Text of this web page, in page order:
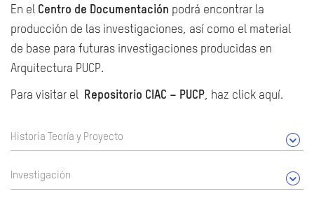
En el Centro de Documentación podrá encontrar la
producción de las investigaciones, así como el material
de base para futuras investigaciones producidas en
Arquitectura PUCP.
Para visitar el Repositorio CIAC – PUCP, haz click aquí.
Historia Teoría y Proyecto
Investigación